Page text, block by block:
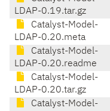
LDAP-0.19.tar.gz
Catalyst-Model-
LDAP-0.20.meta
Catalyst-Model-
LDAP-0.20.readme
Catalyst-Model-
LDAP-0.20.tar.gz
Catalyst-Model-